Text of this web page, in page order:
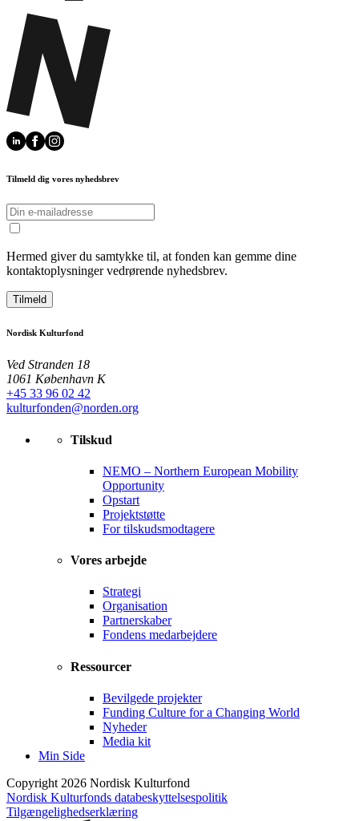
Tilmeld dig vores nyhedsbrev
Hermed giver du samtykke til, at fonden kan gemme dine
kontaktoplysninger vedrørende nyhedsbrev.
Tilmeld
Nordisk Kulturfond
Ved Stranden 18
1061 København K
+45 33 96 02 42
kulturfonden@norden.org
Tilskud
NEMO – Northern European Mobility
Opportunity
Opstart
Projektstøtte
For tilskudsmodtagere
Vores arbejde
Strategi
Organisation
Partnerskaber
Fondens medarbejdere
Ressourcer
Bevilgede projekter
Funding Culture for a Changing World
Nyheder
Media kit
Min Side
Copyright 2026 Nordisk Kulturfond
Nordisk Kulturfonds databeskyttelsespolitik
Tilgængelighedserklæring